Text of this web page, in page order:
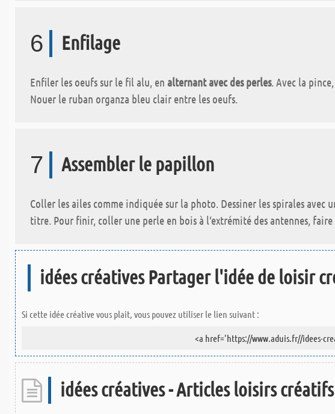
6 Enfilage
Enfiler les oeufs sur le fil alu, en alternant avec des perles. Avec la
Nouer le ruban organza bleu clair entre les oeufs.
7 Assembler le papillon
Coller les ailes comme indiquée sur la photo. Dessiner les spirales
titre. Pour finir, coller une perle en bois à l‘extrémité des antennes,
idées créatives Partager l'idée de loisir
Si cette idée créative vous plait, vous pouvez utiliser le lien suivant :
idées créatives - Articles loisirs